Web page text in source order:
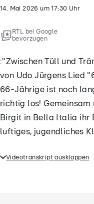
14. Mai 2026 um 17:30 Uhr
RTL bei Google
bevorzugen
:"Zwischen Tüll und
von Udo Jürgens Lied
66-Jährige ist noch
richtig los! Gemeinsam
Birgit in Bella Italia ihr
luftiges, jugendliches
:"Zwischen Tüll und
Videotranskript ausklappen